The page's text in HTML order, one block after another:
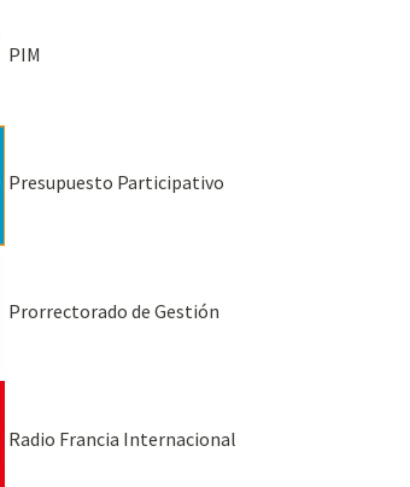
PIM
Presupuesto Participativo
Prorrectorado de Gestión
Radio Francia Internacional